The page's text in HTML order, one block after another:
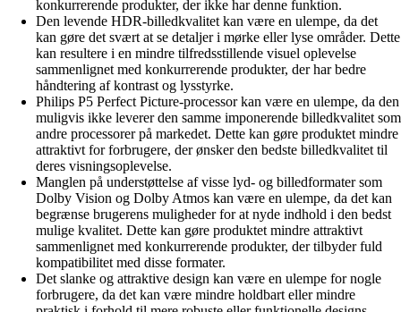
konkurrerende produkter, der ikke har denne funktion.
Den levende HDR-billedkvalitet kan være en ulempe, da det
kan gøre det svært at se detaljer i mørke eller lyse områder. Dette
kan resultere i en mindre tilfredsstillende visuel oplevelse
sammenlignet med konkurrerende produkter, der har bedre
håndtering af kontrast og lysstyrke.
Philips P5 Perfect Picture-processor kan være en ulempe, da den
muligvis ikke leverer den samme imponerende billedkvalitet som
andre processorer på markedet. Dette kan gøre produktet mindre
attraktivt for forbrugere, der ønsker den bedste billedkvalitet til
deres visningsoplevelse.
Manglen på understøttelse af visse lyd- og billedformater som
Dolby Vision og Dolby Atmos kan være en ulempe, da det kan
begrænse brugerens muligheder for at nyde indhold i den bedst
mulige kvalitet. Dette kan gøre produktet mindre attraktivt
sammenlignet med konkurrerende produkter, der tilbyder fuld
kompatibilitet med disse formater.
Det slanke og attraktive design kan være en ulempe for nogle
forbrugere, da det kan være mindre holdbart eller mindre